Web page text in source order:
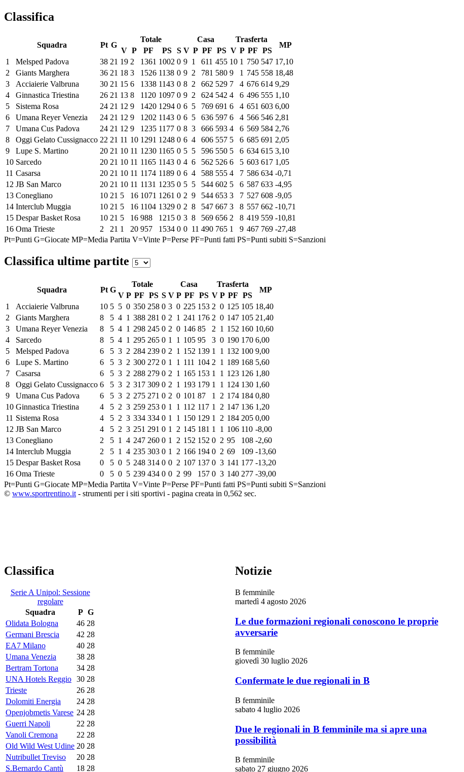
Classifica
Squadra Pt G
Totale Casa Trasferta
MP
V P PF PS S V P PF PS V P PF PS
1
Melsped Padova 38 21 19 2 1361 1002 0 9 1 611 455 10 1 750 547 17,10
2
Giants Marghera 36 21 18 3 1526 1138 0 9 2 781 580 9 1 745 558 18,48
3
Acciaierie Valbruna 30 21 15 6 1338 1143 0 8 2 662 529 7 4 676 614 9,29
4
Ginnastica Triestina 26 21 13 8 1120 1097 0 9 2 624 542 4 6 496 555 1,10
5
Sistema Rosa 24 21 12 9 1420 1294 0 6 5 769 691 6 4 651 603 6,00
6
Umana Reyer Venezia 24 21 12 9 1202 1143 0 6 5 636 597 6 4 566 546 2,81
7
Umana Cus Padova 24 21 12 9 1235 1177 0 8 3 666 593 4 6 569 584 2,76
8
Oggi Gelato Cussignacco 22 21 11 10 1291 1248 0 6 4 606 557 5 6 685 691 2,05
9
Lupe S. Martino 20 21 10 11 1230 1165 0 5 5 596 550 5 6 634 615 3,10
10 Sarcedo 20 21 10 11 1165 1143 0 4 6 562 526 6 5 603 617 1,05
11 Casarsa 20 21 10 11 1174 1189 0 6 4 588 555 4 7 586 634 -0,71
12 JB San Marco 20 21 10 11 1131 1235 0 5 5 544 602 5 6 587 633 -4,95
13 Conegliano 10 21 5 16 1071 1261 0 2 9 544 653 3 7 527 608 -9,05
14 Interclub Muggia 10 21 5 16 1104 1329 0 2 8 547 667 3 8 557 662 -10,71
15 Despar Basket Rosa 10 21 5 16 988 1215 0 3 8 569 656 2 8 419 559 -10,81
16 Oma Trieste 2 21 1 20 957 1534 0 0 11 490 765 1 9 467 769 -27,48
Pt=Punti G=Giocate MP=Media Partita V=Vinte P=Perse PF=Punti fatti PS=Punti subiti S=Sanzioni
Classifica ultime partite
Squadra Pt G
Totale Casa Trasferta
MP
V P PF PS S V P PF PS V P PF PS
1
Acciaierie Valbruna 10 5 5 0 350 258 0 3 0 225 153 2 0 125 105 18,40
2
Giants Marghera 8 5 4 1 388 281 0 2 1 241 176 2 0 147 105 21,40
3
Umana Reyer Venezia 8 5 4 1 298 245 0 2 0 146 85 2 1 152 160 10,60
4
Sarcedo 8 5 4 1 295 265 0 1 1 105 95 3 0 190 170 6,00
5
Melsped Padova 6 5 3 2 284 239 0 2 1 152 139 1 1 132 100 9,00
6
Lupe S. Martino 6 5 3 2 300 272 0 1 1 111 104 2 1 189 168 5,60
7
Casarsa 6 5 3 2 288 279 0 2 1 165 153 1 1 123 126 1,80
8
Oggi Gelato Cussignacco 6 5 3 2 317 309 0 2 1 193 179 1 1 124 130 1,60
9
Umana Cus Padova 6 5 3 2 275 271 0 2 0 101 87 1 2 174 184 0,80
10 Ginnastica Triestina 4 5 2 3 259 253 0 1 1 112 117 1 2 147 136 1,20
11 Sistema Rosa 4 5 2 3 334 334 0 1 1 150 129 1 2 184 205 0,00
12 JB San Marco 4 5 2 3 251 291 0 1 2 145 181 1 1 106 110 -8,00
13 Conegliano 2 5 1 4 247 260 0 1 2 152 152 0 2 95 108 -2,60
14 Interclub Muggia 2 5 1 4 235 303 0 1 2 166 194 0 2 69 109 -13,60
15 Despar Basket Rosa 0 5 0 5 248 314 0 0 2 107 137 0 3 141 177 -13,20
16 Oma Trieste 0 5 0 5 239 434 0 0 2 99 157 0 3 140 277 -39,00
Pt=Punti G=Giocate MP=Media Partita V=Vinte P=Perse PF=Punti fatti PS=Punti subiti S=Sanzioni
© www.sportrentino.it - strumenti per i siti sportivi - pagina creata in 0,562 sec.
Classifica
Serie A Unipol: Sessione
regolare
Squadra
P G
Olidata Bologna
46 28
Germani Brescia
42 28
EA7 Milano
40 28
Umana Venezia
38 28
Bertram Tortona
34 28
UNA Hotels Reggio 30 28
Trieste
26 28
Dolomiti Energia
24 28
Openjobmetis Varese 24 28
Guerri Napoli
22 28
Vanoli Cremona
22 28
Old Wild West Udine 20 28
Nutribullet Treviso
20 28
S.Bernardo Cantù
18 28
Notizie
B femminile
martedì 4 agosto 2026
Le due formazioni regionali conoscono le proprie
avversarie
B femminile
giovedì 30 luglio 2026
Confermate le due regionali in B
B femminile
sabato 4 luglio 2026
Due le regionali in B femminile ma si apre una
possibilità
B femminile
sabato 27 giugno 2026